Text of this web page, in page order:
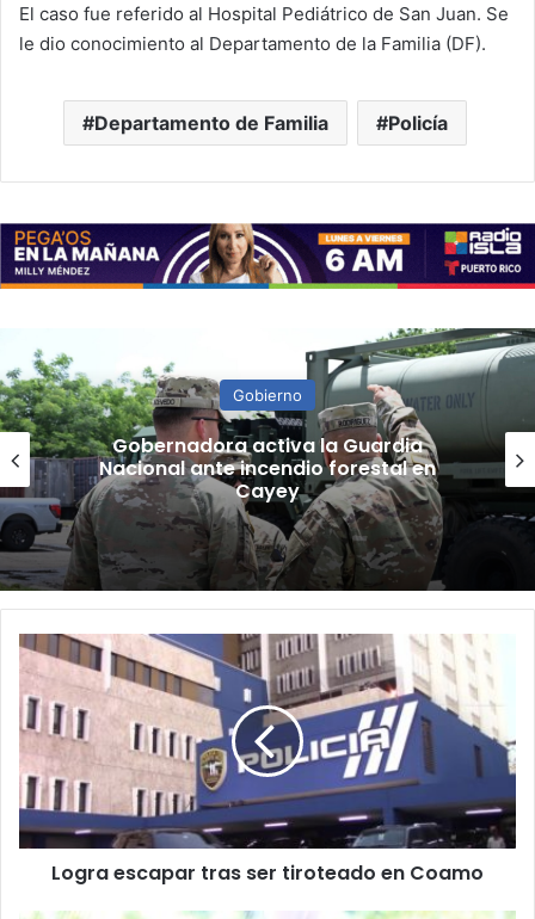
El caso fue referido al Hospital Pediátrico de San Juan. Se
le dio conocimiento al Departamento de la Familia (DF).
Departamento de Familia Policía
Gobierno
“Camisa hecha a la medida”:
Planificador cuestiona aprobación
de consulta de ubicación de Esencia
Logra
escapar
tras
ser
tiroteado
en
Coamo
Logra escapar tras ser tiroteado en Coamo